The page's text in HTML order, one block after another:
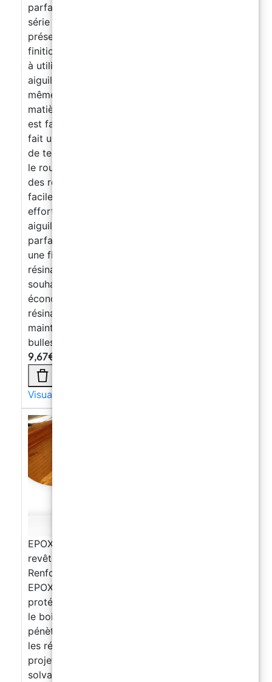
parfait : le rouleau à aiguilles est équipé d'une
série de petites aiguilles qui cassent les bulles
présentes dans la résine, garantissant une
finition uniforme et sans imperfections. Facile
à utiliser, propre et réutilisable : le rouleau à
aiguilles est conçu pour être facile à utiliser,
même pour ceux qui n'ont pas d'expérience en
matière de revêtement de résine. De plus, il
est facile à nettoyer et réutilisable, ce qui en
fait un choix écologique et économique. Gain
de temps : grâce à sa technologie innovante,
le rouleau à aiguilles vous permet d'obtenir
des résultats parfaits rapidement et
facilement, en économisant du temps et des
efforts. Garantit le résultat : le rouleau à
aiguilles est conçu pour garantir des résultats
parfaits, en éliminant les bulles et en assurant
une finition uniforme et professionnelle lors du
résinage des surfaces et des sols. Si vous
souhaitez obtenir des résultats parfaits et
économiser du temps et des efforts lors du
résinage des surfaces et des sols, achetez dès
maintenant notre rouleau à aiguilles anti-
bulles !
9,67€
Visualizza di più →
EPOXYWOOD Résine époxy pour bois -
revêtement de protection, Restauration,
Renforcement
EPOXYWOOD RÉSINE ÉPOXY pour construire,
protéger et restaurer le bois Protège et soigne
le bois, avec une haute imperméabilité,
pénètre en profondeur. Excellent pour toutes
les réparations et les personnalisations des
projets. Système époxy structurel sans
solvant, conçu pour construire, protéger et